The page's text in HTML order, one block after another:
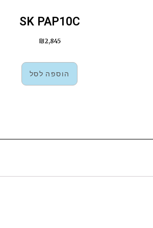
SK PAP10C
₪2,845
הוספה לסל